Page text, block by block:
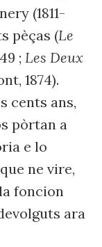
(1811-
pèças (Le
; Les Deux
1874).
cents ans,
pòrtan a
e lo
ne vire,
foncion
ara